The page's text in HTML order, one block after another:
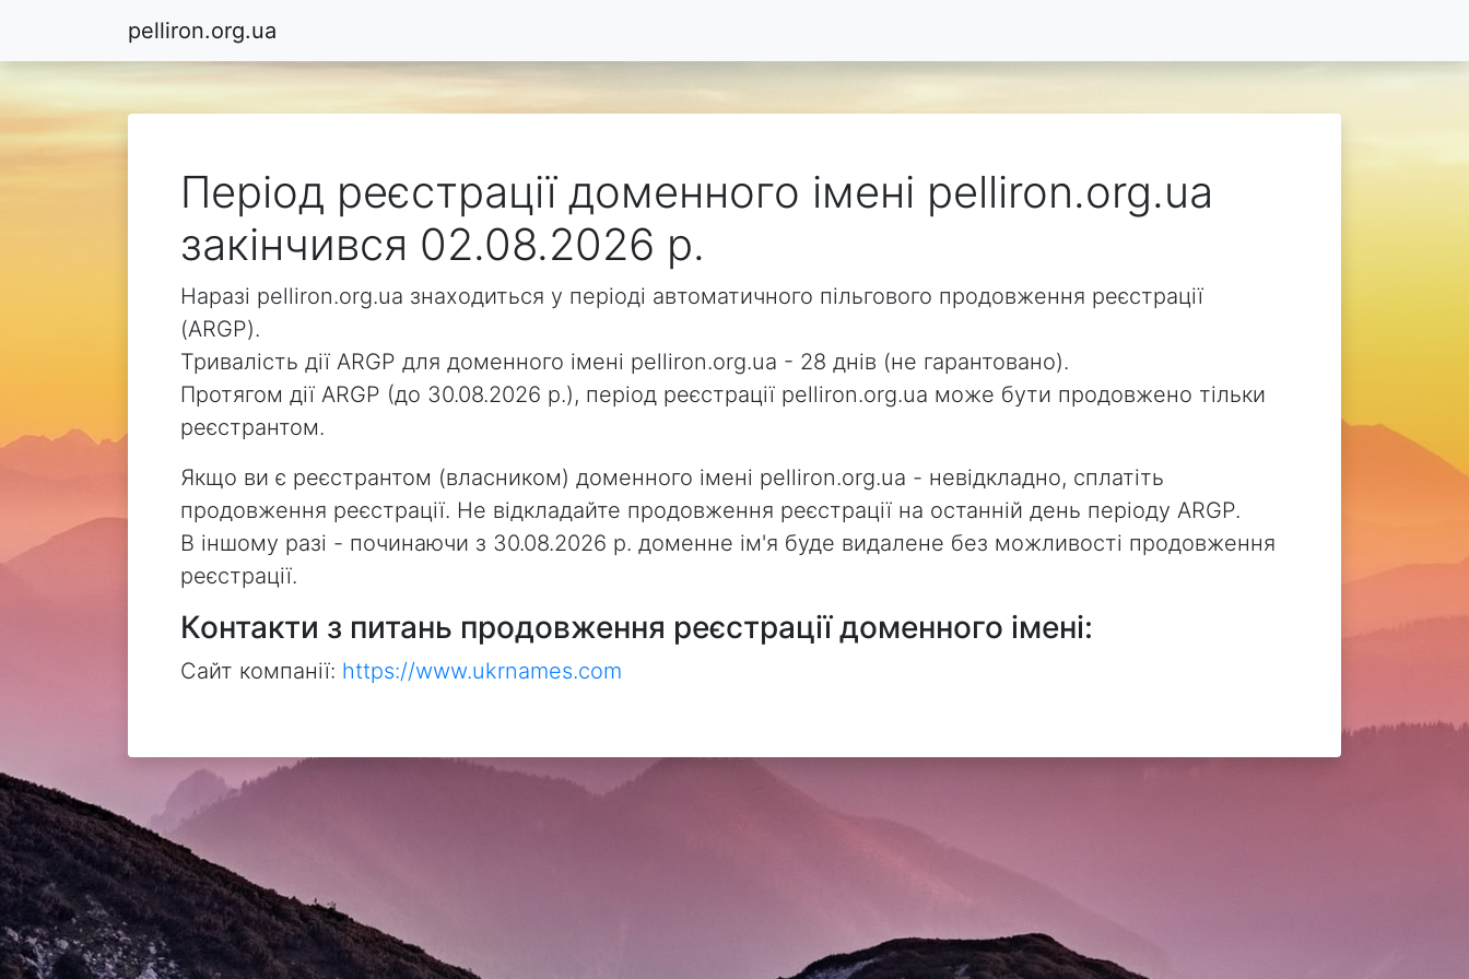
pelliron.org.ua
Період реєстрації доменного імені pelliron.org.ua
закінчився 02.08.2026 р.
Наразі pelliron.org.ua знаходиться у періоді автоматичного пільгового продовження реєстрації
(ARGP).
Тривалість дії ARGP для доменного імені pelliron.org.ua - 28 днів (не гарантовано).
Протягом дії ARGP (до 30.08.2026 р.), період реєстрації pelliron.org.ua може бути продовжено тільки
реєстрантом.
Якщо ви є реєстрантом (власником) доменного імені pelliron.org.ua - невідкладно, сплатіть
продовження реєстрації. Не відкладайте продовження реєстрації на останній день періоду ARGP.
В іншому разі - починаючи з 30.08.2026 р. доменне ім'я буде видалене без можливості продовження
реєстрації.
Контакти з питань продовження реєстрації доменного імені:
Сайт компанії: https://www.ukrnames.com